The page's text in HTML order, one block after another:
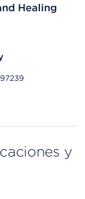
Healing
mobile devices
y